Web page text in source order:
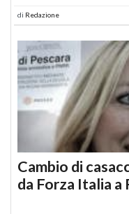
di Redazione
Cambio di
da Forza Italia